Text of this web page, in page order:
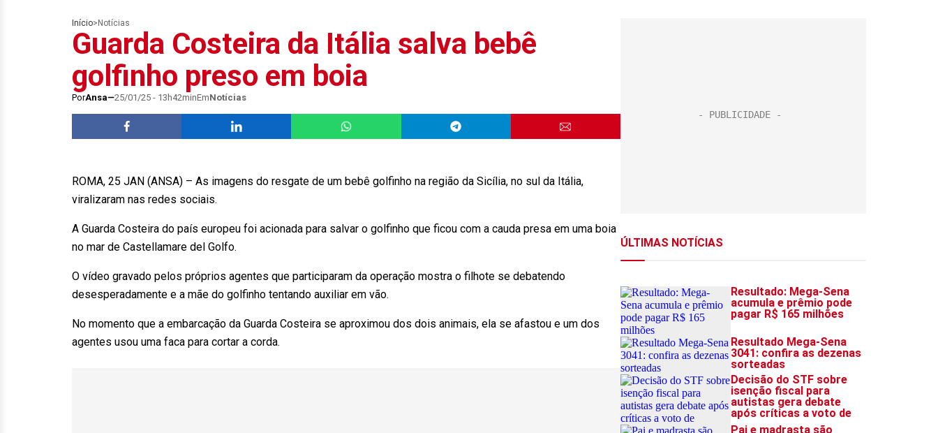
Início> Notícias
Guarda Costeira da Itália salva bebê
golfinho preso em boia
PorAnsa 25/01/25 - 13h42minEmNotícias
ROMA, 25 JAN (ANSA) – As imagens do resgate de um bebê golfinho na região da Sicília, no sul da Itália,
viralizaram nas redes sociais.
A Guarda Costeira do país europeu foi acionada para salvar o golfinho que ficou com a cauda presa em uma boia
no mar de Castellamare del Golfo.
O vídeo gravado pelos próprios agentes que participaram da operação mostra o filhote se debatendo
desesperadamente e a mãe do golfinho tentando auxiliar em vão.
No momento que a embarcação da Guarda Costeira se aproximou dos dois animais, ela se afastou e um dos
agentes usou uma faca para cortar a corda.